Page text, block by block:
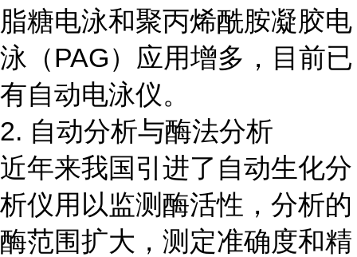
脂糖电泳和聚丙烯酰胺凝胶电
泳（PAG）应用增多，目前已
有自动电泳仪。
2. 自动分析与酶法分析
近年来我国引进了自动生化分
析仪用以监测酶活性，分析的
酶范围扩大，测定准确度和精